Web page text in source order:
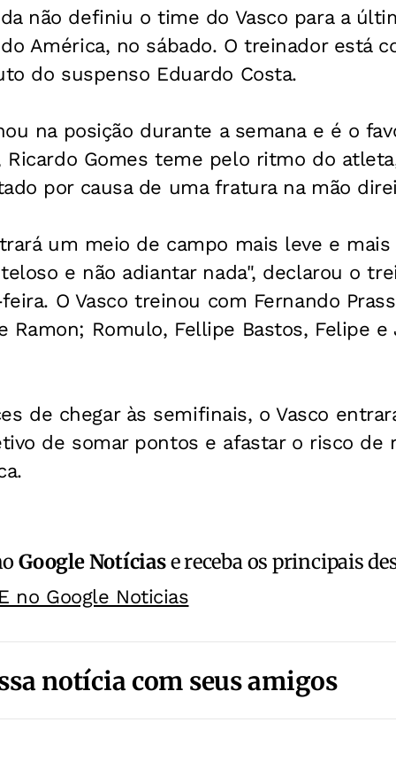
não definiu o time do Vasco para a
América, no sábado. O treinador está
do suspenso Eduardo Costa.
na posição durante a semana e é o
Ricardo Gomes teme pelo ritmo do
por causa de uma fratura na mão
um meio de campo mais leve e mais
e não adiantar nada", declarou o
O Vasco treinou com Fernando
Ramon; Romulo, Fellipe Bastos, Felipe e
de chegar às semifinais, o Vasco
de somar pontos e afastar o risco de
Google Notíciase receba os principais
no Google Noticias
notícia com seus amigos